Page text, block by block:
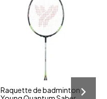
Raquette de badminton